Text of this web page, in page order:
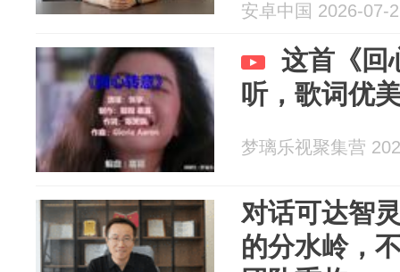
安卓中国 2026-07-
这首《回
听，歌词优
梦璃乐视聚集营
对话可达智
的分水岭，